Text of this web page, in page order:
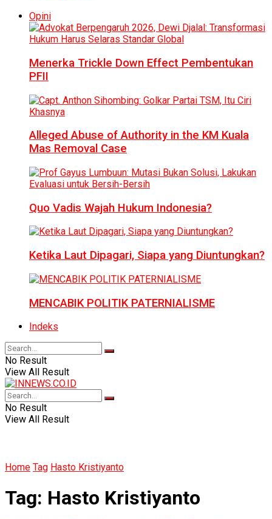
Opini
Menerka Trickle Down Effect Pembentukan
PFII
Alleged Abuse of Authority in the KM Kuala
Mas Removal Case
Quo Vadis Wajah Hukum Indonesia?
Ketika Laut Dipagari, Siapa yang Diuntungkan?
MENCABIK POLITIK PATERNIALISME
Indeks
No Result
View All Result
No Result
View All Result
Home Tag Hasto Kristiyanto
Tag: Hasto Kristiyanto